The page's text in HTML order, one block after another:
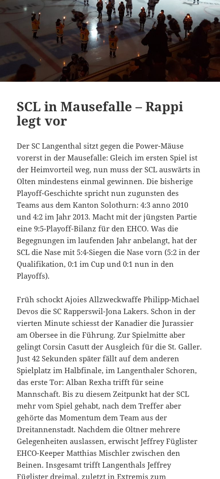
SCL in Mausefalle – Rappi
legt vor
Der SC Langenthal sitzt gegen die Power-Mäuse
vorerst in der Mausefalle: Gleich im ersten Spiel ist
der Heimvorteil weg, nun muss der SCL auswärts in
Olten mindestens einmal gewinnen. Die bisherige
Playoff-Geschichte spricht nun zugunsten des
Teams aus dem Kanton Solothurn: 4:3 anno 2010
und 4:2 im Jahr 2013. Macht mit der jüngsten Partie
eine 9:5-Playoff-Bilanz für den EHCO. Was die
Begegnungen im laufenden Jahr anbelangt, hat der
SCL die Nase mit 5:4-Siegen die Nase vorn (5:2 in der
Qualifikation, 0:1 im Cup und 0:1 nun in den
Playoffs).
Früh schockt Ajoies Allzweckwaffe Philipp-Michael
Devos die SC Rapperswil-Jona Lakers. Schon in der
vierten Minute schiesst der Kanadier die Jurassier
am Obersee in die Führung. Zur Spielmitte aber
gelingt Corsin Casutt der Ausgleich für die St. Galler.
Just 42 Sekunden später fällt auf dem anderen
Spielplatz im Halbfinale, im Langenthaler Schoren,
das erste Tor: Alban Rexha trifft für seine
Mannschaft. Bis zu diesem Zeitpunkt hat der SCL
mehr vom Spiel gehabt, nach dem Treffer aber
gehörte das Momentum dem Team aus der
Dreitannenstadt. Nachdem die Oltner mehrere
Gelegenheiten auslassen, erwischt Jeffrey Füglister
EHCO-Keeper Matthias Mischler zwischen den
Beinen. Insgesamt trifft Langenthals Jeffrey
Füglister dreimal, zuletzt in Extremis zum